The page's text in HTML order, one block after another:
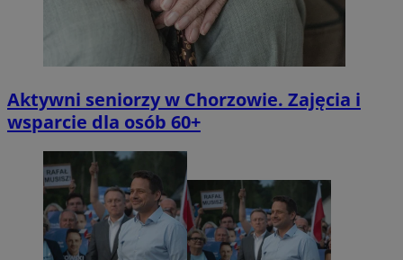
Aktywni seniorzy w Chorzowie. Zajęcia i
wsparcie dla osób 60+